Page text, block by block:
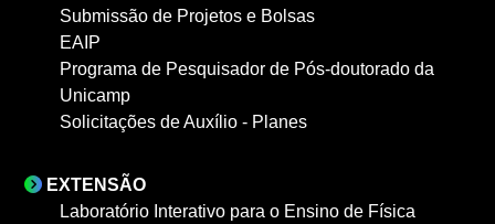
Submissão de Projetos e Bolsas
EAIP
Programa de Pesquisador de Pós-doutorado da
Unicamp
Solicitações de Auxílio - Planes
EXTENSÃO
Laboratório Interativo para o Ensino de Física